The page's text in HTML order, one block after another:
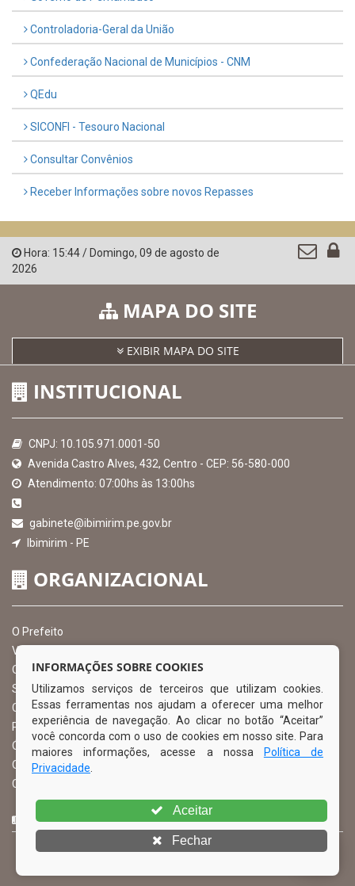
Controladoria-Geral da União
Confederação Nacional de Municípios - CNM
QEdu
SICONFI - Tesouro Nacional
Consultar Convênios
Receber Informações sobre novos Repasses
Hora: 15:44/ Domingo, 09 de agosto de
2026
MAPA DO SITE
EXIBIR MAPA DO SITE
INSTITUCIONAL
CNPJ: 10.105.971.0001-50
Avenida Castro Alves, 432, Centro - CEP: 56-580-000
Atendimento: 07:00hs às 13:00hs
gabinete@ibimirim.pe.gov.br
Ibimirim - PE
ORGANIZACIONAL
O Prefeito
Vice Prefeito
Ouvidoria Municipal
Serviço de Informação ao Cidadão – SIC
Chefe de Gabinete
Procuradoria Geral
Órgão de Controle Interno
Organograma
Comissão Permanente de Licitação – CPL
CURTA NOSSA FAN PAGE
INFORMAÇÕES SOBRE COOKIES
Utilizamos serviços de terceiros que utilizam cookies.
Essas ferramentas nos ajudam a oferecer uma melhor
experiência de navegação. Ao clicar no botão “Aceitar”
você concorda com o uso de cookies em nosso site. Para
maiores informações, acesse a nossa
Política de
Privacidade
Aceitar
Fechar